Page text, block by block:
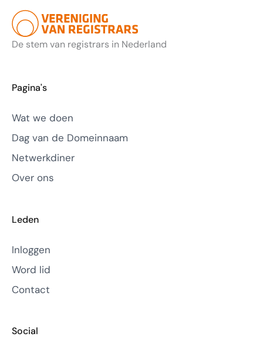
De stem van registrars in Nederland
Pagina's
Wat we doen
Dag van de Domeinnaam
Netwerkdiner
Over ons
Leden
Inloggen
Word lid
Contact
Social